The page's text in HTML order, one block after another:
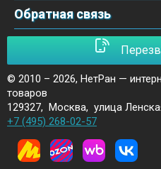
Обратная связь
© 2010 – 2026, НетРан —
товаров
129327, Москва, улица
+7 (495) 268-02-57